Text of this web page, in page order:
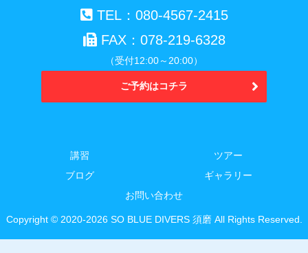
TEL：080-4567-2415
FAX：078-219-6328
（受付12:00～20:00）
ご予約はコチラ
講習
ツアー
ブログ
ギャラリー
お問い合わせ
Copyright © 2020-2026 SO BLUE DIVERS 須磨 All Rights Reserved.